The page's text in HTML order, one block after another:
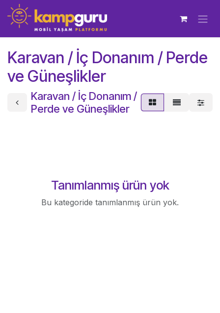
İçereği Atla
Karavan / İç Donanım / Perde
ve Güneşlikler
Karavan / İç Donanım /
Perde ve Güneşlikler
Tanımlanmış ürün yok
Bu kategoride tanımlanmış ürün yok.